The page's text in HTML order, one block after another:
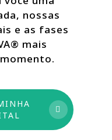
nossas
e as fases
mais